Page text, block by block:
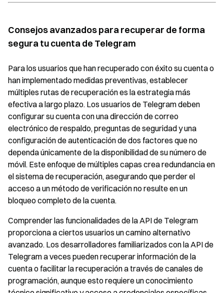
Consejos avanzados para recuperar de forma
segura tu cuenta de Telegram
Para los usuarios que han recuperado con éxito su cuenta o
han implementado medidas preventivas, establecer
múltiples rutas de recuperación es la estrategia más
efectiva a largo plazo. Los usuarios de Telegram deben
configurar su cuenta con una dirección de correo
electrónico de respaldo, preguntas de seguridad y una
configuración de autenticación de dos factores que no
dependa únicamente de la disponibilidad de su número de
móvil. Este enfoque de múltiples capas crea redundancia en
el sistema de recuperación, asegurando que perder el
acceso a un método de verificación no resulte en un
bloqueo completo de la cuenta.
Comprender las funcionalidades de la API de Telegram
proporciona a ciertos usuarios un camino alternativo
avanzado. Los desarrolladores familiarizados con la API de
Telegram a veces pueden recuperar información de la
cuenta o facilitar la recuperación a través de canales de
programación, aunque esto requiere un conocimiento